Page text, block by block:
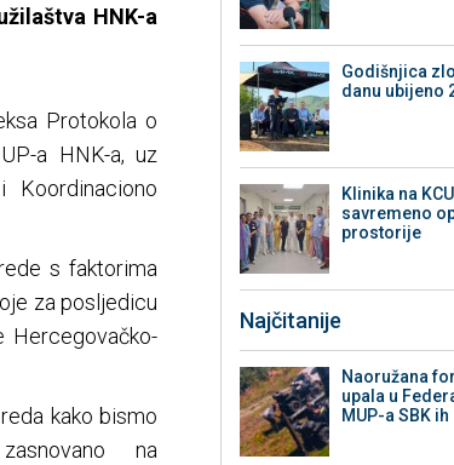
HNK-a
Protokola o
a HNK-a, uz
s faktorima
za posljedicu
Hercegovačko-
kako bismo
na
Godišnjica
danu ubijeno
Klinika na
savremeno
prostorije
Najčitanije
Naoružana
upala u
MUP-a SBK